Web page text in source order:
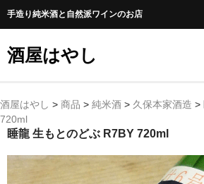
手造り純米酒と自然派ワインのお店
酒屋はやし
ホーム
商品カテゴリー
純 米 酒
酒屋はやし > 商品 > 純米酒 > 久保本家酒造 >
720ml
睡龍 生もとのどぶ R7BY 720ml